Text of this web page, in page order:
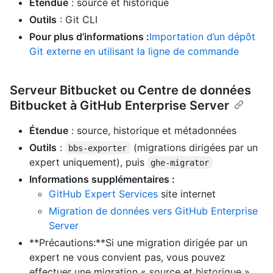
Outils : Git CLI
Pour plus d’informations :Importation d’un dépôt
Git externe en utilisant la ligne de commande
Serveur Bitbucket ou Centre de données
Bitbucket à GitHub Enterprise Server
Étendue : source, historique et métadonnées
Outils : bbs-exporter
(migrations dirigées par un
expert uniquement), puis
ghe-migrator
Informations supplémentaires :
GitHub Expert Services site internet
Migration de données vers GitHub Enterprise
Server
**Précautions:**Si une migration dirigée par un
expert ne vous convient pas, vous pouvez